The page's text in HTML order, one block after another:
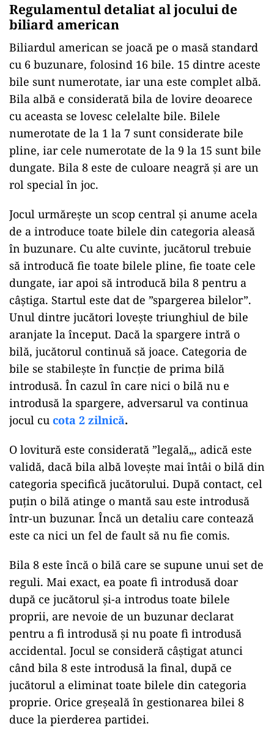
Regulamentul detaliat al jocului de
biliard american
Biliardul american se joacă pe o masă standard
cu 6 buzunare, folosind 16 bile. 15 dintre aceste
bile sunt numerotate, iar una este complet albă.
Bila albă e considerată bila de lovire deoarece
cu aceasta se lovesc celelalte bile. Bilele
numerotate de la 1 la 7 sunt considerate bile
pline, iar cele numerotate de la 9 la 15 sunt bile
dungate. Bila 8 este de culoare neagră și are un
rol special în joc.
Jocul urmărește un scop central și anume acela
de a introduce toate bilele din categoria aleasă
în buzunare. Cu alte cuvinte, jucătorul trebuie
să introducă fie toate bilele pline, fie toate cele
dungate, iar apoi să introducă bila 8 pentru a
câștiga. Startul este dat de ”spargerea bilelor”.
Unul dintre jucători lovește triunghiul de bile
aranjate la început. Dacă la spargere intră o
bilă, jucătorul continuă să joace. Categoria de
bile se stabilește în funcție de prima bilă
introdusă. În cazul în care nici o bilă nu e
introdusă la spargere, adversarul va continua
jocul cu cota 2 zilnică.
O lovitură este considerată ”legală„, adică este
validă, dacă bila albă lovește mai întâi o bilă din
categoria specifică jucătorului. După contact, cel
puțin o bilă atinge o mantă sau este introdusă
într-un buzunar. Încă un detaliu care contează
este ca nici un fel de fault să nu fie comis.
Bila 8 este încă o bilă care se supune unui set de
reguli. Mai exact, ea poate fi introdusă doar
după ce jucătorul și-a introdus toate bilele
proprii, are nevoie de un buzunar declarat
pentru a fi introdusă și nu poate fi introdusă
accidental. Jocul se consideră câștigat atunci
când bila 8 este introdusă la final, după ce
jucătorul a eliminat toate bilele din categoria
proprie. Orice greșeală în gestionarea bilei 8
duce la pierderea partidei.